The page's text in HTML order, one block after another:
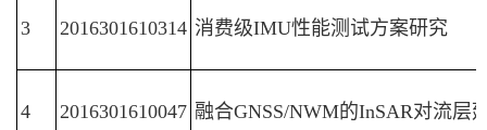
3 2016301610314 消费级IMU性能测试方案研究
4 2016301610047 融合GNSS/NWM的InSAR对流层